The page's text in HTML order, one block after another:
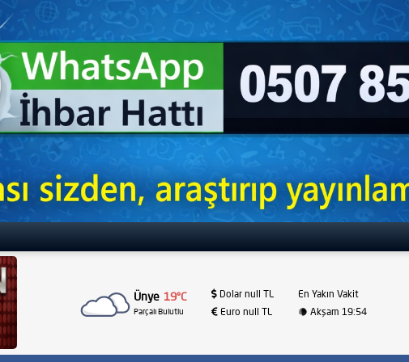
Ünye 19°C
Parçalı Bulutlu
Dolar null TL
Euro null TL
En Yakın Vakit
Akşam 19:54